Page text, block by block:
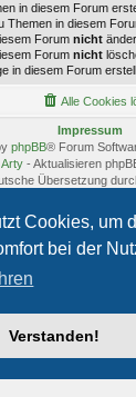
Cookies, um
bei der
Verstanden!
in diesem Forum
Themen in diesem
Forum nicht
Forum nicht
in diesem Forum
Alle Cookies
Impressum
phpBB® Forum
Arty - Aktualisieren
Übersetzung